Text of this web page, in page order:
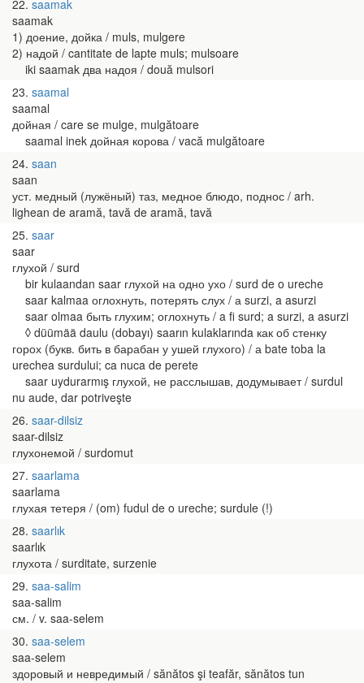
22 saamak
saamak
1) доение, дойка / muls, mulgere
2) надой / cantitate de lapte muls; mulsoare
iki saamak два надоя / două mulsori
23 saamal
saamal
дойная / care se mulge, mulgătoare
saamal inek дойная корова / vacă mulgătoare
24 saan
saan
уст. медный (лужёный) таз, медное блюдо, поднос / arh.
lighean de aramă, tavă de aramă, tavă
25 saar
saar
глухой / surd
bir kulaandan saar глухой на одно ухо / surd de o ureche
saar kalmaa оглохнуть, потерять слух / а surzi, a asurzi
saar olmaa быть глухим; оглохнуть / a fi surd; a surzi, a asurzi
◊ düümää daulu (dobayı) saarın kulaklarında как об стенку
горох (букв. бить в барабан у ушей глухого) / а bate toba la
urechea surdului; ca nuca de perete
saar uydurarmış глухой, не расслышав, додумывает / surdul
nu aude, dar potriveşte
26 saar-dilsiz
saar-dilsiz
глухонемой / surdomut
27 saarlama
saarlama
глухая тетеря / (om) fudul de o ureche; surdule (!)
28 saarlık
saarlık
глухота / surditate, surzenie
29 saa-salim
saa-salim
см. / v. saa-selem
30 saa-selem
saa-selem
здоровый и невредимый / sănătos şi teafăr, sănătos tun